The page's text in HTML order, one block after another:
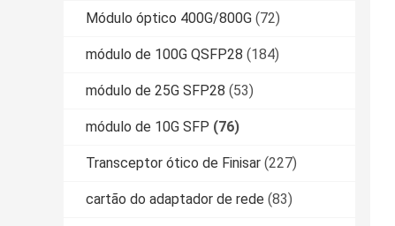
Módulo óptico 400G/800G (72)
módulo de 100G QSFP28 (184)
módulo de 25G SFP28 (53)
módulo de 10G SFP (76)
Transceptor ótico de Finisar (227)
cartão do adaptador de rede (83)